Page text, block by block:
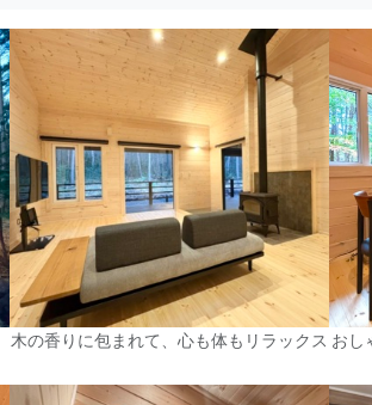
木の香りに包まれて、心も体もリラックス おし